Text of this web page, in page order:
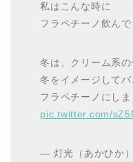
私はこんな時に
フラペチーノ飲んで
冬は、クリーム系の
冬をイメージして
フラペチーノにしま
pic.twitter.com/
— 灯光（あかひか